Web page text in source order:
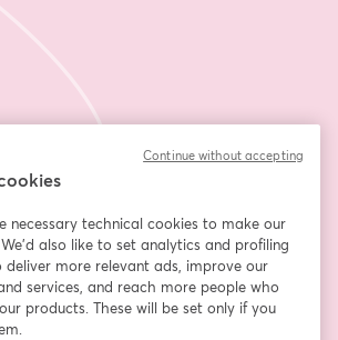
necessary technical cookies to make our
also like to set analytics and profiling
deliver more relevant ads, improve our
services, and reach more people who
products. These will be set only if you
Continue without accepting